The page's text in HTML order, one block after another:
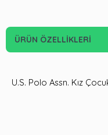
ÜRÜN ÖZELLIKLERI
U.S. Polo Assn. Kız